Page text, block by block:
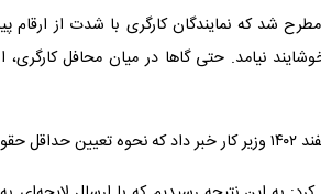
نیامد. حتی گاها در میان محافل